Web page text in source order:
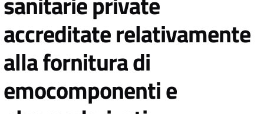
accreditate relativamente
alla fornitura di
emocomponenti e